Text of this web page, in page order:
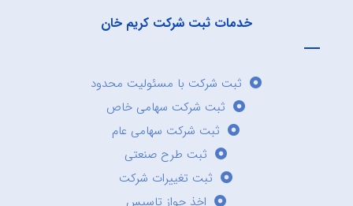
خدمات ثبت شرکت کریم خان
ثبت شرکت با مسئولیت محدود
ثبت شرکت سهامی خاص
ثبت شرکت سهامی عام
ثبت طرح صنعتی
ثبت تغییرات شرکت
اخذ جواز تاسیس